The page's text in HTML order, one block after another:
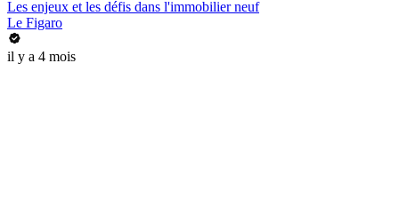
Les enjeux et les défis dans l'immobilier neuf
Le Figaro
il y a 4 mois